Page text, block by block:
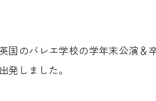
国のバレエ学校の学年末公演＆
発しました。